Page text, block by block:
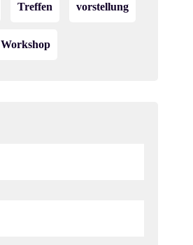
Treffen vorstellung
Workshop